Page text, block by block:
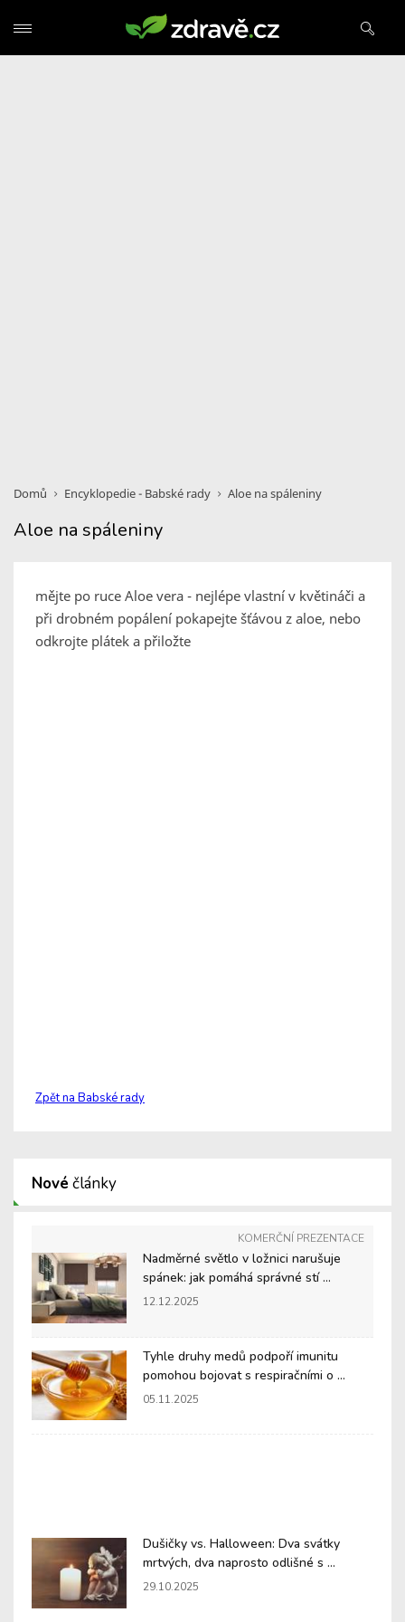
Domů Encyklopedie - Babské rady Aloe na spáleniny
Aloe na spáleniny
mějte po ruce Aloe vera - nejlépe vlastní v květináči a
při drobném popálení pokapejte šťávou z aloe, nebo
odkrojte plátek a přiložte
Zpět na Babské rady
Nové články
KOMERČNÍ PREZENTACE
Nadměrné světlo v ložnici narušuje
spánek: jak pomáhá správné stí ...
12.12.2025
Tyhle druhy medů podpoří imunitu
pomohou bojovat s respiračními o ...
05.11.2025
Dušičky vs. Halloween: Dva svátky
mrtvých, dva naprosto odlišné s ...
29.10.2025